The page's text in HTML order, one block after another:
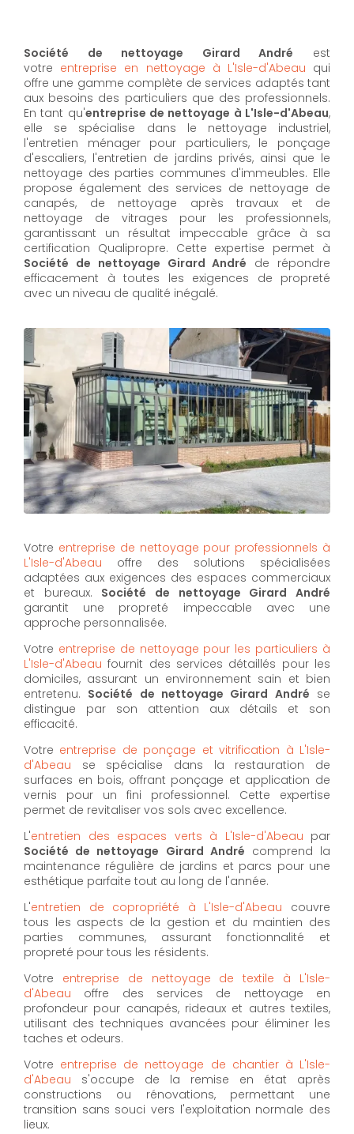
Société de nettoyage Girard André est
votre entreprise en nettoyage à L'Isle-d'Abeau qui
offre une gamme complète de services adaptés tant
aux besoins des particuliers que des professionnels.
En tant qu'entreprise de nettoyage à L'Isle-d'Abeau,
elle se spécialise dans le nettoyage industriel,
l'entretien ménager pour particuliers, le ponçage
d'escaliers, l'entretien de jardins privés, ainsi que le
nettoyage des parties communes d'immeubles. Elle
propose également des services de nettoyage de
canapés, de nettoyage après travaux et de
nettoyage de vitrages pour les professionnels,
garantissant un résultat impeccable grâce à sa
certification Qualipropre. Cette expertise permet à
Société de nettoyage Girard André de répondre
efficacement à toutes les exigences de propreté
avec un niveau de qualité inégalé.
Votre entreprise de nettoyage pour professionnels à
L'Isle-d'Abeau offre des solutions spécialisées
adaptées aux exigences des espaces commerciaux
et bureaux. Société de nettoyage Girard André
garantit une propreté impeccable avec une
approche personnalisée.
Votre entreprise de nettoyage pour les particuliers à
L'Isle-d'Abeau fournit des services détaillés pour les
domiciles, assurant un environnement sain et bien
entretenu. Société de nettoyage Girard André se
distingue par son attention aux détails et son
efficacité.
Votre entreprise de ponçage et vitrification à L'Isle-
d'Abeau se spécialise dans la restauration de
surfaces en bois, offrant ponçage et application de
vernis pour un fini professionnel. Cette expertise
permet de revitaliser vos sols avec excellence.
L'entretien des espaces verts à L'Isle-d'Abeau par
Société de nettoyage Girard André comprend la
maintenance régulière de jardins et parcs pour une
esthétique parfaite tout au long de l'année.
L'entretien de copropriété à L'Isle-d'Abeau couvre
tous les aspects de la gestion et du maintien des
parties communes, assurant fonctionnalité et
propreté pour tous les résidents.
Votre entreprise de nettoyage de textile à L'Isle-
d'Abeau offre des services de nettoyage en
profondeur pour canapés, rideaux et autres textiles,
utilisant des techniques avancées pour éliminer les
taches et odeurs.
Votre entreprise de nettoyage de chantier à L'Isle-
d'Abeau s'occupe de la remise en état après
constructions ou rénovations, permettant une
transition sans souci vers l'exploitation normale des
lieux.